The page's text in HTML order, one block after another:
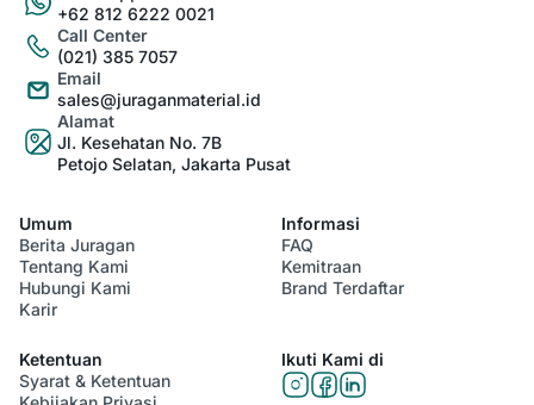
+62 812 6222 0021
Call Center
(021) 385 7057
Email
sales@juraganmaterial.id
Alamat
Jl. Kesehatan No. 7B
Petojo Selatan, Jakarta Pusat
Umum
Berita Juragan
Tentang Kami
Hubungi Kami
Karir
Informasi
FAQ
Kemitraan
Brand Terdaftar
Ketentuan
Syarat & Ketentuan
Ikuti Kami di